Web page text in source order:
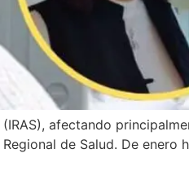
afectando
de Salud. De enero